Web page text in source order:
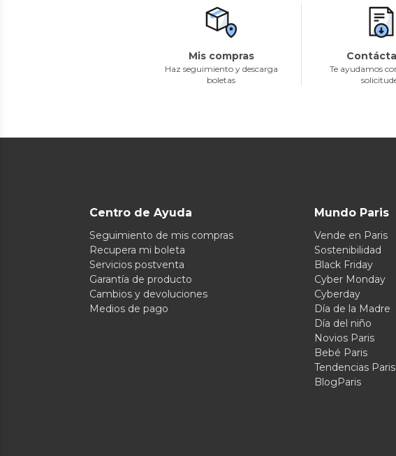
Mis compras
Haz seguimiento y descarga
boletas
Te ayudamos
Centro de Ayuda
Seguimiento de mis compras
Recupera mi boleta
Servicios postventa
Garantía de producto
Cambios y devoluciones
Medios de pago
Mundo Paris
Vende en Paris
Sostenibilidad
Black Friday
Cyber Monday
Cyberday
Día de la Madre
Día del niño
Novios Paris
Bebé Paris
Tendencias Paris
BlogParis